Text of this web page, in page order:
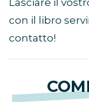
con il libro
contatto!